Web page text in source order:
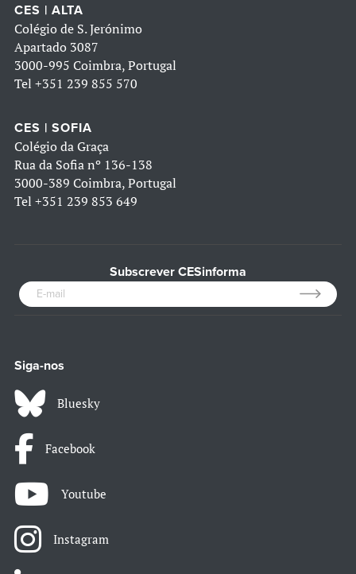
CES | ALTA
Colégio de S. Jerónimo
Apartado 3087
3000-995 Coimbra, Portugal
Tel +351 239 855 570
CES | SOFIA
Colégio da Graça
Rua da Sofia nº 136-138
3000-389 Coimbra, Portugal
Tel +351 239 853 649
Subscrever CESinforma
Siga-nos
Bluesky
Facebook
Youtube
Instagram